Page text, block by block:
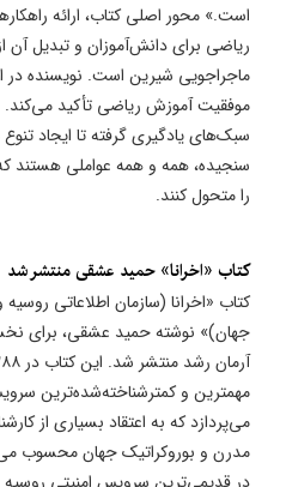
است.» محور اصلی کتاب، ارائه
ریاضی برای دانش‌آموزان و تبدیل
ماجراجویی شیرین است. نویسنده در
موفقیت آموزش ریاضی تأکید
سبک‌های یادگیری گرفته تا ایجاد
سنجیده، همه و همه عواملی هستند
را متحول کنند.
کتاب «اخرانا» حمید عشقی منتشر شد
کتاب «اخرانا (سازمان اطلاعاتی
جهان)» نوشته حمید عشقی، برای
مهمترین و کمترشناخته‌شده‌ترین
می‌پردازد که به اعتقاد بسیاری از
مدرن و بوروکراتیک جهان محسوب